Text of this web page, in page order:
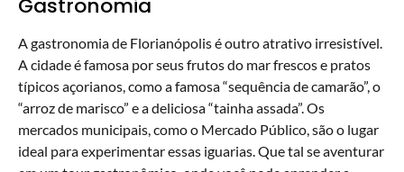
A gastronomia de Florianópolis é outro atrativo irresistível.
A cidade é famosa por seus frutos do mar frescos e pratos
típicos açorianos, como a famosa “sequência de camarão”, o
“arroz de marisco” e a deliciosa “tainha assada”. Os
mercados municipais, como o Mercado Público, são o lugar
ideal para experimentar essas iguarias. Que tal se aventurar